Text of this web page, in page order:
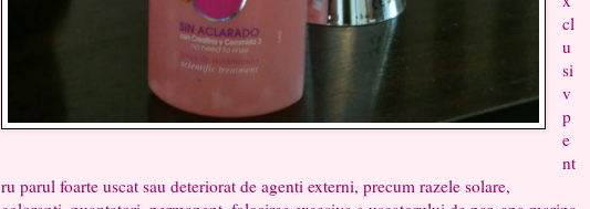
cl
u
si
v
p
e
nt
ru parul foarte uscat sau deteriorat de agenti externi, precum razele solare,